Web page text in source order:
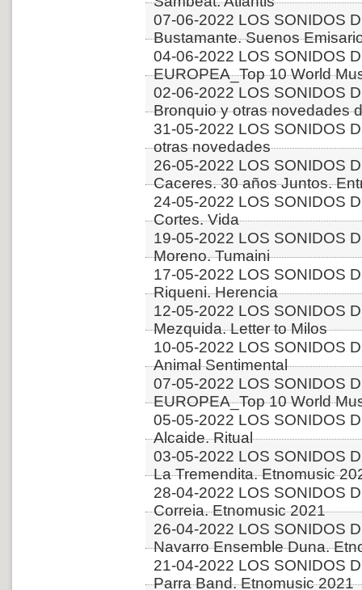
07-06-2022 LOS SONIDOS
Bustamante. Suenos
04-06-2022 LOS SONIDOS
EUROPEA_Top 10 World
02-06-2022 LOS SONIDOS
Bronquio y otras novedades
31-05-2022 LOS SONIDOS
otras novedades
26-05-2022 LOS SONIDOS
Caceres. 30 años Juntos.
24-05-2022 LOS SONIDOS
Cortes. Vida
19-05-2022 LOS SONIDOS
Moreno. Tumaini
17-05-2022 LOS SONIDOS
Riqueni. Herencia
12-05-2022 LOS SONIDOS
Mezquida. Letter to Milos
10-05-2022 LOS SONIDOS
Animal Sentimental
07-05-2022 LOS SONIDOS
EUROPEA_Top 10 World
05-05-2022 LOS SONIDOS
Alcaide. Ritual
03-05-2022 LOS SONIDOS
La Tremendita. Etnomusic
28-04-2022 LOS SONIDOS
Correia. Etnomusic 2021
26-04-2022 LOS SONIDOS
Navarro Ensemble Duna.
21-04-2022 LOS SONIDOS
Parra Band. Etnomusic 2021